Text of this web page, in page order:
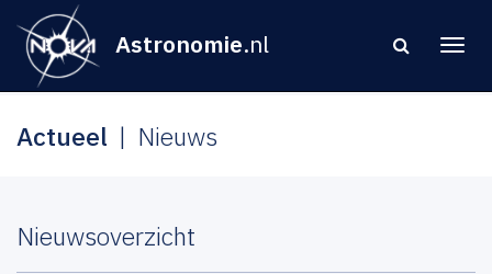
Astronomie.nl
Actueel Nieuws
Nieuwsoverzicht